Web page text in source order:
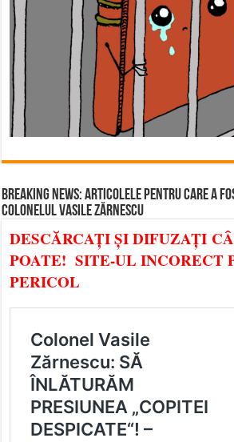
BREAKING NEWS: ARTICOLELE PENTRU CARE A
COLONELUL VASILE ZĂRNESCU
DESCĂRCAȚI ȘI DIFUZAȚI
POATE! SITE-UL INCORECT
PERICOL